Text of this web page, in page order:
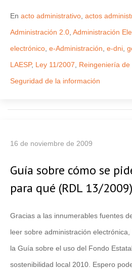
En acto administrativo actos
Administración 2.0 Administración
electrónico e-Administración e-dni
LAESP, Ley 11/2007 Reingeniería
Seguridad de la información
16 de noviembre de 2009
Guía sobre cómo se
para qué (RDL 13/2009)
Gracias a las innumerables fuentes
leer sobre administración
la Guía sobre el uso del Fondo
sostenibilidad local 2010. Espero